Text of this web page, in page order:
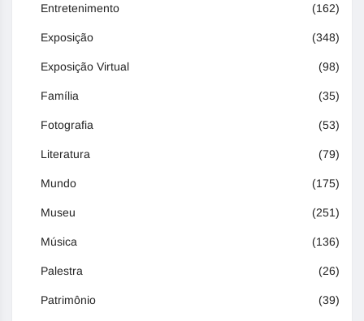
Entretenimento (162)
Exposição (348)
Exposição Virtual (98)
Família (35)
Fotografia (53)
Literatura (79)
Mundo (175)
Museu (251)
Música (136)
Palestra (26)
Patrimônio (39)